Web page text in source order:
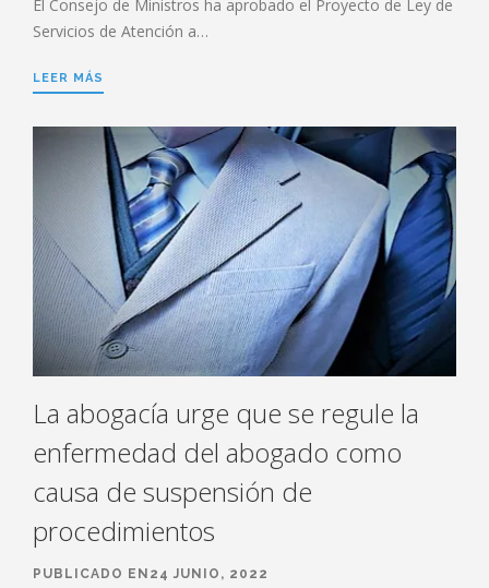
El Consejo de Ministros ha aprobado el Proyecto de Ley de
Servicios de Atención a…
LEER MÁS
La abogacía urge que se regule la
enfermedad del abogado como
causa de suspensión de
procedimientos
PUBLICADO EN24 JUNIO, 2022